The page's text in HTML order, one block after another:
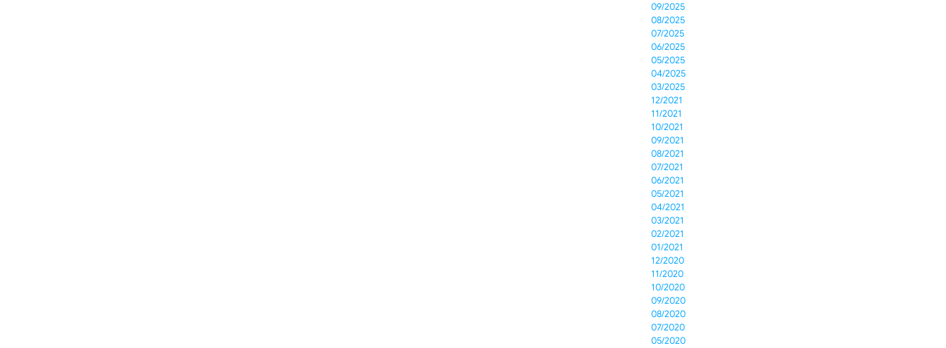
09/2025
08/2025
07/2025
06/2025
05/2025
04/2025
03/2025
12/2021
11/2021
10/2021
09/2021
08/2021
07/2021
06/2021
05/2021
04/2021
03/2021
02/2021
01/2021
12/2020
11/2020
10/2020
09/2020
08/2020
07/2020
05/2020